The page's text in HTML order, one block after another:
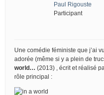
Paul Rigouste
Participant
Une comédie féministe que j’ai
adorée (même si y a plein de
world… (2013) , écrit et réalisé
rôle principal :